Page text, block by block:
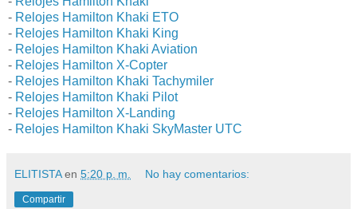
- Relojes Hamilton Khaki ETO
- Relojes Hamilton Khaki King
- Relojes Hamilton Khaki Aviation
- Relojes Hamilton X-Copter
- Relojes Hamilton Khaki Tachymiler
- Relojes Hamilton Khaki Pilot
- Relojes Hamilton X-Landing
- Relojes Hamilton Khaki SkyMaster UTC
ELITISTA en 5:20 p. m. No hay comentarios:
Compartir